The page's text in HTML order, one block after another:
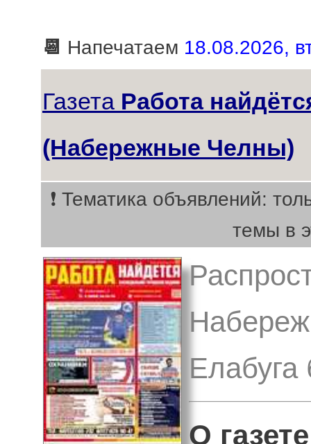
📆 Напечатаем 18.08.2026,
Газета Работа
(Набережные Челны)
❗ Тематика объявлений:
темы в
Елабуга
О